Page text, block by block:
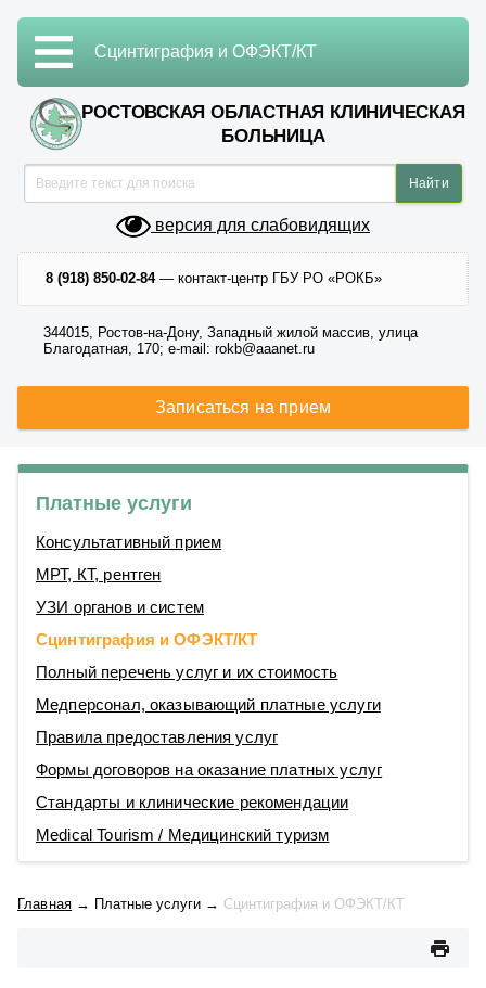
РОСТОВСКАЯ ОБЛАСТНАЯ КЛИНИЧЕСКАЯ
БОЛЬНИЦА
версия для слабовидящих
8 (918) 850-02-84— контакт-центр ГБУ РО «РОКБ»
344015, Ростов-на-Дону, Западный жилой массив, улица
Благодатная, 170; e-mail: rokb@aaanet.ru
Записаться на прием
Сцинтиграфия и ОФЭКТ/КТ
Платные услуги
Консультативный прием
МРТ, КТ, рентген
УЗИ органов и систем
Сцинтиграфия и ОФЭКТ/КТ
Полный перечень услуг и их стоимость
Медперсонал, оказывающий платные услуги
Правила предоставления услуг
Формы договоров на оказание платных услуг
Стандарты и клинические рекомендации
Medical Tourism / Медицинский туризм
Главная → Платные услуги → Сцинтиграфия и ОФЭКТ/КТ